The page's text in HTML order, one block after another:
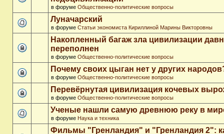
в форуме Общественно-политические вопросы
Луначарский
в форуме Статьи экономиста Кириллиной Марины Викторовны
Накопленный багаж зла цивилизации
переполнен
в форуме Общественно-политические вопросы
Почему своих цыган нет у других
в форуме Общественно-политические вопросы
Перевёрнутая цивилизация кочевых
в форуме Общественно-политические вопросы
Ученые нашли самую древнюю реку в
в форуме Наука и техника
Фильмы "Гренландия" и "Гренландия 2":